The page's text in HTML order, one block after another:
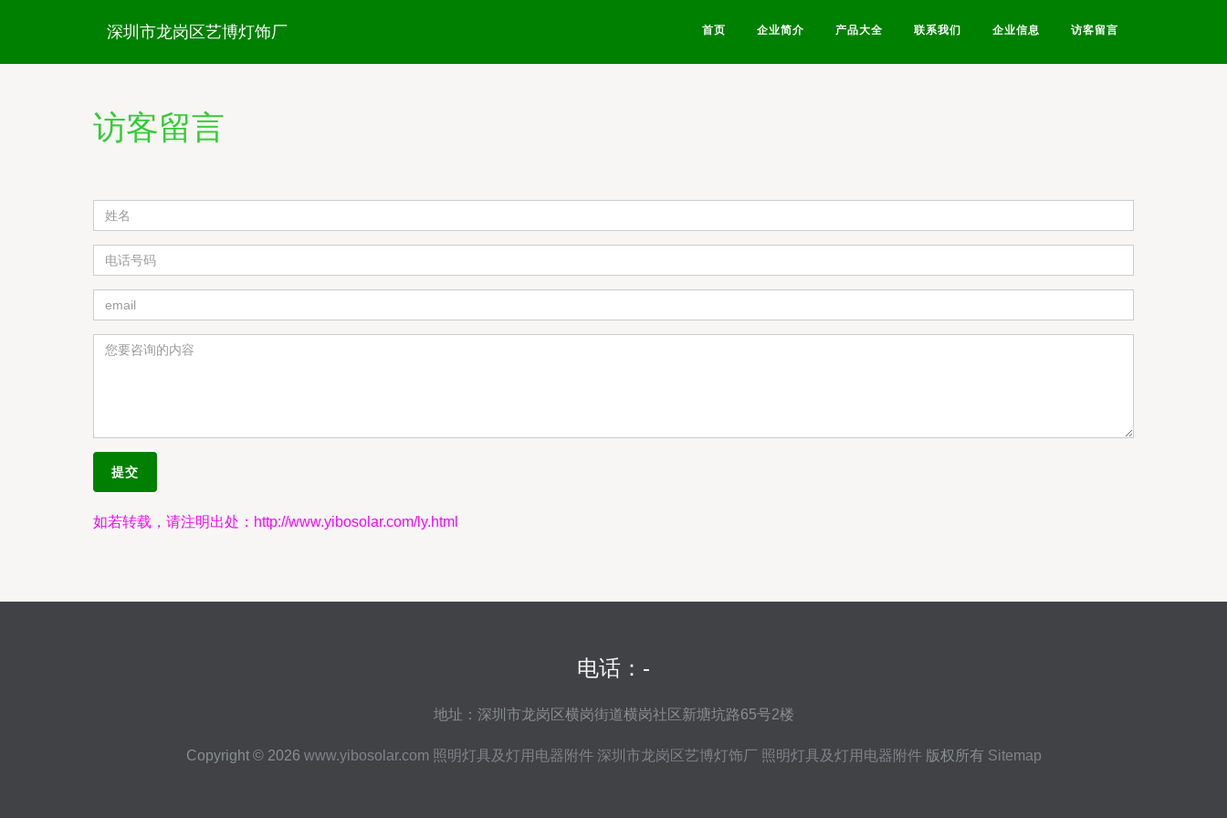
深圳市龙岗区艺博灯饰厂 首页 企业简介 产品大全 联系我们 企业信息 访客留言
访客留言
如若转载，请注明出处：http://www.yibosolar.com/ly.html
电话：-
地址：深圳市龙岗区横岗街道横岗社区新塘坑路65号2楼
Copyright © 2026 www.yibosolar.com 照明灯具及灯用电器附件 深圳市龙岗区艺博灯饰厂 照明灯具及灯用电器附件版权所有 Sitemap